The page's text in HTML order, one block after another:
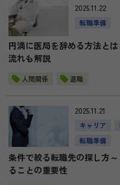
2025.11.22
転職準備
円満に医局を辞める方法と
流れも解説
人間関係 退職
2025.11.21
キャリア
転職準備
条件で絞る転職先の探し方
ることの重要性